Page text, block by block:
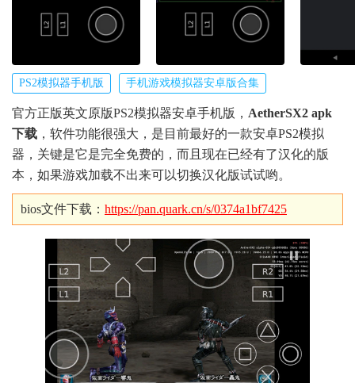
PS2模拟器手机版 手机游戏模拟器安卓版合集
官方正版英文原版PS2模拟器安卓手机版， AetherSX2 apk
下载 ，软件功能很强大，是目前最好的一款安卓PS2模拟
器，关键是它是完全免费的，而且现在已经有了汉化的版
本，如果游戏加载不出来可以切换汉化版试试哟。
bios文件下载： https://pan.quark.cn/s/0374a1bf7425